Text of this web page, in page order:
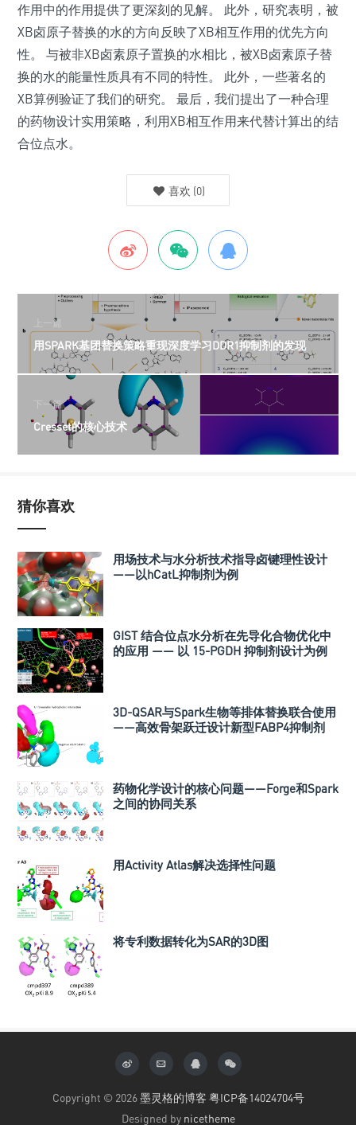
作用中的作用提供了更深刻的见解。 此外，研究表明，被
XB卤原子替换的水的方向反映了XB相互作用的优先方向
性。 与被非XB卤素原子置换的水相比，被XB卤素原子替
换的水的能量性质具有不同的特性。 此外，一些著名的
XB算例验证了我们的研究。 最后，我们提出了一种合理
的药物设计实用策略，利用XB相互作用来代替计算出的结
合位点水。
喜欢 (0)
上一篇
用SPARK基团替换策略重现深度学习DDR1抑制剂的发现
下一篇
Cresset的核心技术
猜你喜欢
用场技术与水分析技术指导卤键理性设计
——以hCatL抑制剂为例
GIST 结合位点水分析在先导化合物优化中
的应用 —— 以 15-PGDH 抑制剂设计为例
3D-QSAR与Spark生物等排体替换联合使用
——高效骨架跃迁设计新型FABP4抑制剂
药物化学设计的核心问题——Forge和Spark
之间的协同关系
用Activity Atlas解决选择性问题
将专利数据转化为SAR的3D图
Copyright © 2026墨灵格的博客 粤ICP备14024704号
Designed by nicetheme